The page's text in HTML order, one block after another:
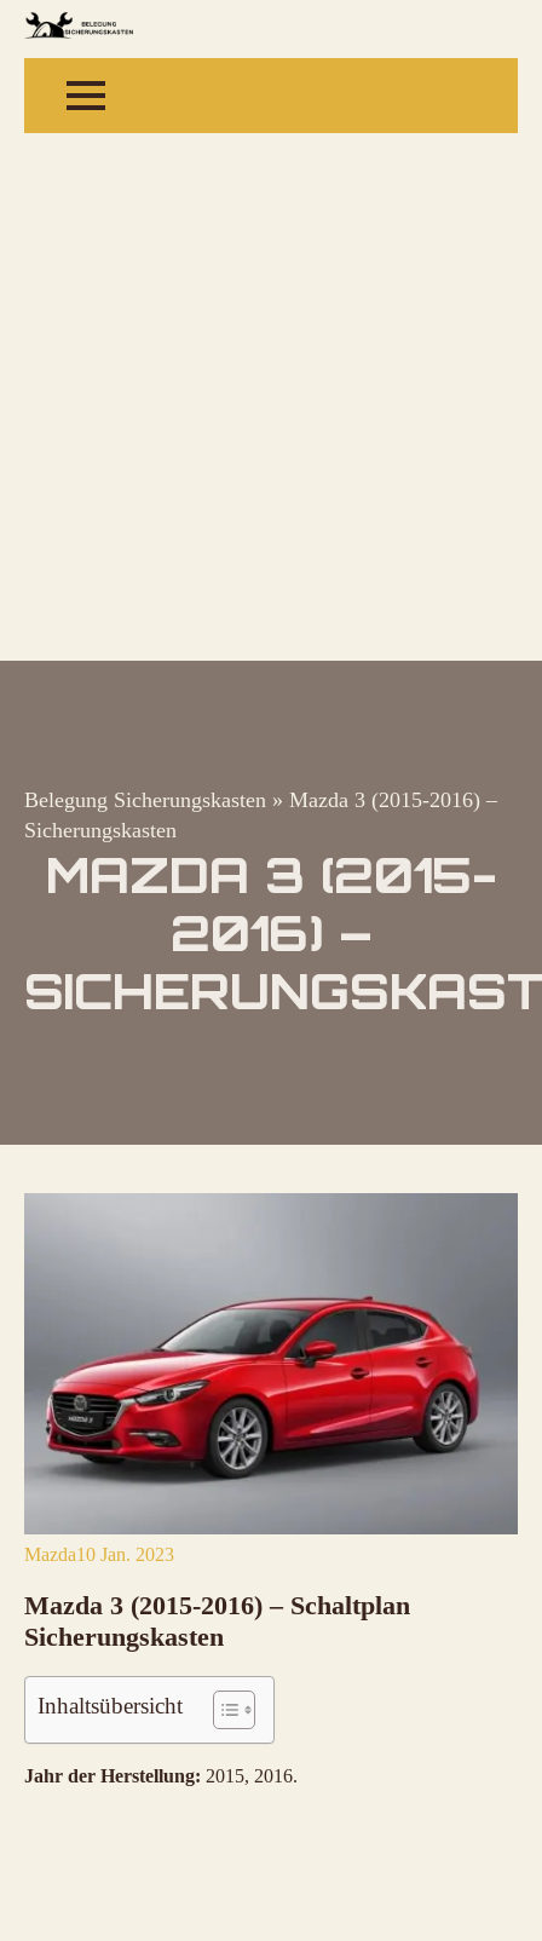
Belegung Sicherungskasten » Mazda 3 (2015-2016) –
Sicherungskasten
MAZDA 3 (2015-
2016) –
Mazda10 Jan. 2023
Mazda 3 (2015-2016) – Schaltplan
Sicherungskasten
Inhaltsübersicht
Jahr der Herstellung: 2015, 2016.